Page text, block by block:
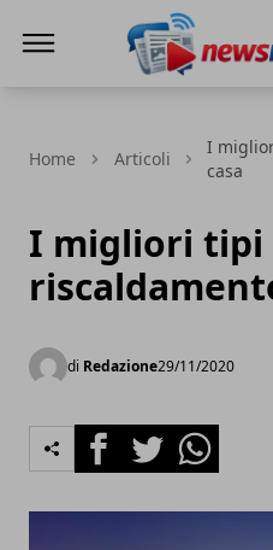
Home Articoli
I
casa
I migliori tipi
di Redazione29/11/2020
FacebookTwitterWhatsapp